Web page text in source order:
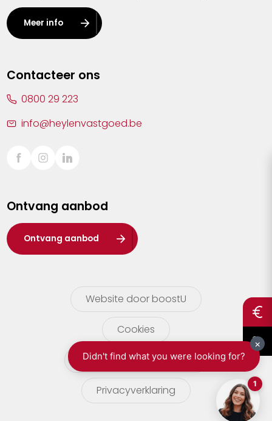
Leuven
Lier
Sint-Truiden
Waasland
Wuustwezel
Zoersel
Meer info
Contacteer ons
0800 29 223
info@heylenvastgoed.be
Ontvang aanbod
Ontvang aanbod
Website door boostU
Cookies
gebruikersvoorwaarden
Privacyverklaring